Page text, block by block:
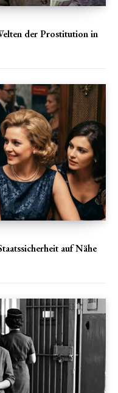
der Prostitution in
auf Nähe